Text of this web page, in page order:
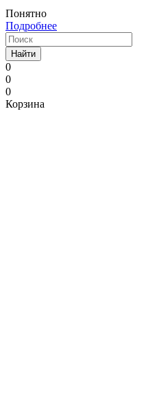
Понятно
Подробнее
Найти
0
0
0
Корзина